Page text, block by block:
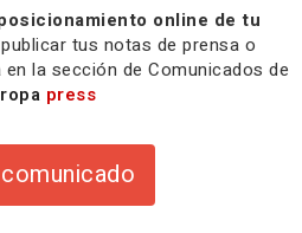
online de tu
tus notas de prensa o
la sección de Comunicados de
press